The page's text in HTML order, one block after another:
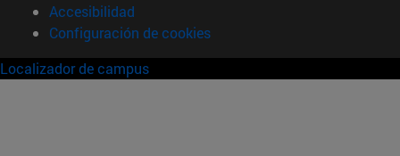
Accesibilidad
Configuración de cookies
Localizador de campus